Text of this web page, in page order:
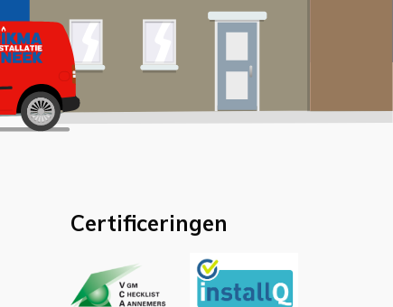
Certificeringen